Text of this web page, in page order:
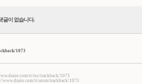
글이 없습니다.
1073
tt/rss/trackback/1073
www.dzain.com/tt/atom/trackback/1073